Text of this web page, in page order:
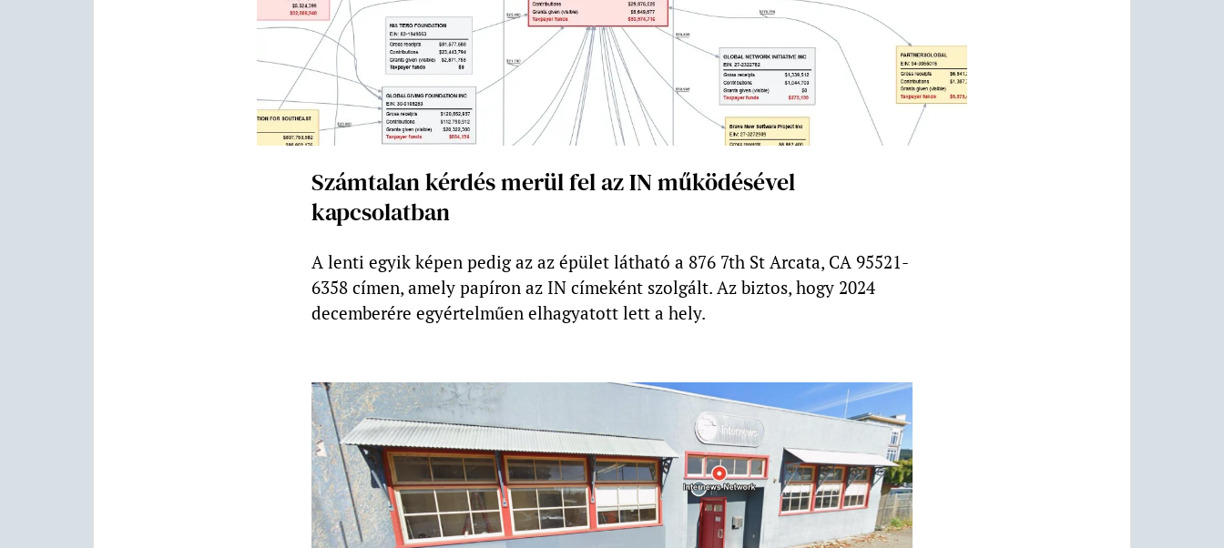
Számtalan kérdés merül fel az IN működésével
kapcsolatban
A lenti egyik képen pedig az az épület látható a 876 7th St Arcata, CA 95521-
6358 címen, amely papíron az IN címeként szolgált. Az biztos, hogy 2024
decemberére egyértelműen elhagyatott lett a hely.